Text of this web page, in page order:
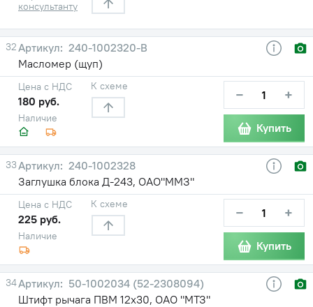
консультанту
32
240-1002320-В
Масломер (щуп)
Наличие
Цена с НДС
180 руб.
К схеме − +
Купить
33
240-1002328
Заглушка блока Д-243, ОАО"ММЗ"
Наличие
Цена с НДС
225 руб.
К схеме − +
Купить
34
50-1002034 (52-2308094)
Штифт рычага ПВМ 12х30, ОАО "МТЗ"